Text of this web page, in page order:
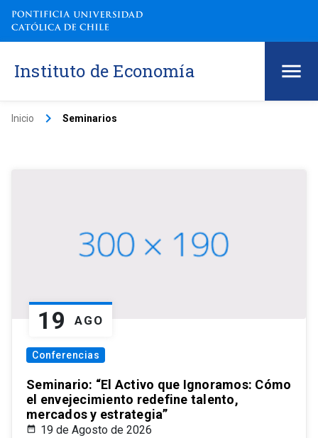
Instituto de Economía
Inicio keyboard_arrow_right Seminarios
19 AGO
Conferencias
Seminario: “El Activo que Ignoramos: Cómo
el envejecimiento redefine talento,
mercados y estrategia”
19 de Agosto de 2026